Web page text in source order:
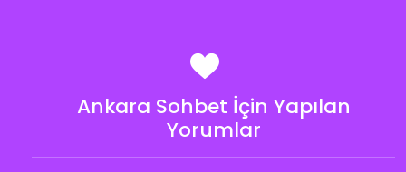
Ankara Sohbet İçin Yapılan
Yorumlar